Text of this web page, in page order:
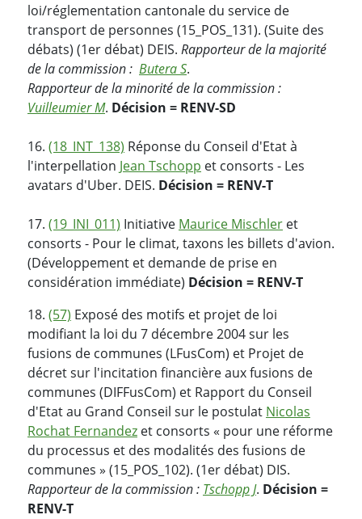
loi/réglementation cantonale du service de
transport de personnes (15_POS_131). (Suite des
débats) (1er débat) DEIS. Rapporteur de la majorité
de la commission : Butera S.
Rapporteur de la minorité de la commission :
Vuilleumier M. Décision = RENV-SD
16. (18_INT_138) Réponse du Conseil d'Etat à
l'interpellation Jean Tschopp et consorts - Les
avatars d'Uber. DEIS. Décision = RENV-T
17. (19_INI_011) Initiative Maurice Mischler et
consorts - Pour le climat, taxons les billets d'avion.
(Développement et demande de prise en
considération immédiate) Décision = RENV-T
18. (57) Exposé des motifs et projet de loi
modifiant la loi du 7 décembre 2004 sur les
fusions de communes (LFusCom) et Projet de
décret sur l'incitation financière aux fusions de
communes (DIFFusCom) et Rapport du Conseil
d'Etat au Grand Conseil sur le postulat Nicolas
Rochat Fernandez et consorts « pour une réforme
du processus et des modalités des fusions de
communes » (15_POS_102). (1er débat) DIS.
Rapporteur de la commission : Tschopp J. Décision =
RENV-T